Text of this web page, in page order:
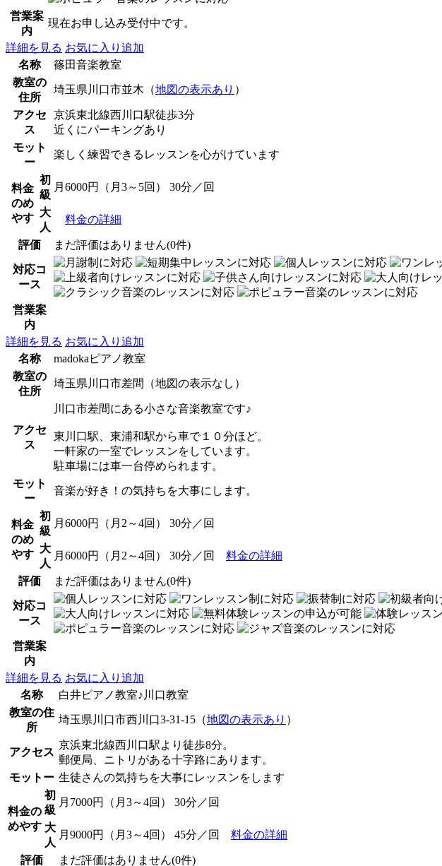
営業案
内
現在お申し込み受付中です。
詳細を見る お気に入り追加
名称
篠田音楽教室
教室の
住所
埼玉県川口市並木（地図の表示あり ）
アクセ
ス
京浜東北線西川口駅徒歩3分
近くにパーキングあり
モット
ー
楽しく練習できるレッスンを心がけています
料金
のめ
やす
初
級
月6000円（月3～5回） 30分／回
大
人
料金の詳細
評価 まだ評価はありません(0件)
対応コ
ース
営業案
内
詳細を見る お気に入り追加
名称
madokaピアノ教室
教室の
住所
埼玉県川口市差間（地図の表示なし）
アクセ
ス
川口市差間にある小さな音楽教室です♪
東川口駅、東浦和駅から車で１０分ほど。
一軒家の一室でレッスンをしています。
駐車場には車一台停められます。
モット
ー
音楽が好き！の気持ちを大事にします。
料金
のめ
やす
初
級
月6000円（月2～4回） 30分／回
大
人
月6000円（月2～4回） 30分／回 料金の詳細
評価 まだ評価はありません(0件)
対応コ
ース
営業案
内
詳細を見る お気に入り追加
名称
白井ピアノ教室♪川口教室
教室の住
所
埼玉県川口市西川口3-31-15（地図の表示あり ）
アクセス
京浜東北線西川口駅より徒歩8分。
郵便局、ニトリがある十字路にあります。
モットー 生徒さんの気持ちを大事にレッスンをします
料金の
めやす
初
級
月7000円（月3～4回） 30分／回
大
人
月9000円（月3～4回） 45分／回 料金の詳細
評価 まだ評価はありません(0件)